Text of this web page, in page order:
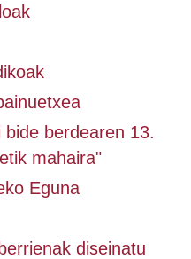
berdearen 13.
mahaira"
Eguna
diseinatu